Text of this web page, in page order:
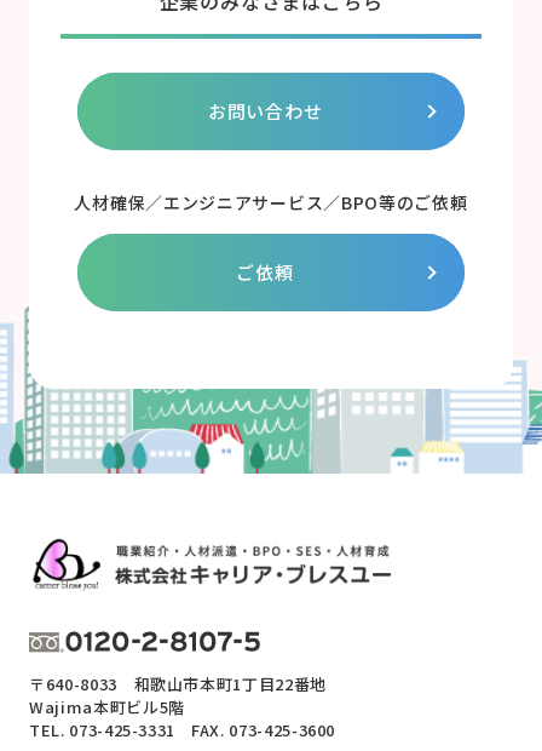
お問い合わせ
人材確保／エンジニアサービス／BPO等のご依頼
ご依頼
〒640-8033 和歌山市本町1丁目22番地
Wajima本町ビル5階
TEL. 073-425-3331 FAX. 073-425-3600